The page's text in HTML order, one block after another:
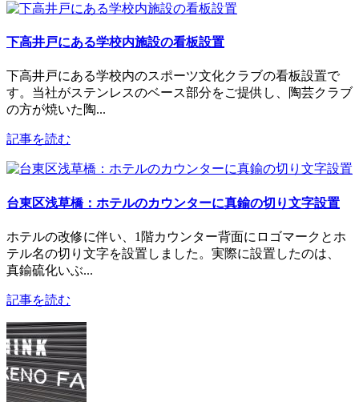
下高井戸にある学校内施設の看板設置
下高井戸にある学校内のスポーツ文化クラブの看板設置で
す。当社がステンレスのベース部分をご提供し、陶芸クラブ
の方が焼いた陶...
記事を読む
台東区浅草橋：ホテルのカウンターに真鍮の切り文字設置
ホテルの改修に伴い、1階カウンター背面にロゴマークとホ
テル名の切り文字を設置しました。実際に設置したのは、
真鍮硫化いぶ...
記事を読む